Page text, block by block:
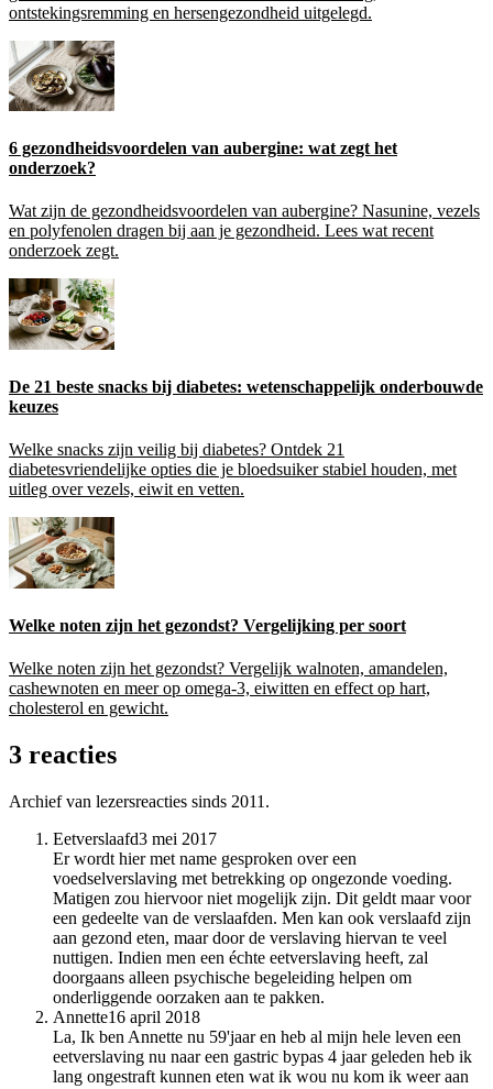
ontstekingsremming en hersengezondheid uitgelegd.
6 gezondheidsvoordelen van aubergine: wat zegt het
onderzoek?
Wat zijn de gezondheidsvoordelen van aubergine? Nasunine, vezels
en polyfenolen dragen bij aan je gezondheid. Lees wat recent
onderzoek zegt.
De 21 beste snacks bij diabetes: wetenschappelijk onderbouwde
keuzes
Welke snacks zijn veilig bij diabetes? Ontdek 21
diabetesvriendelijke opties die je bloedsuiker stabiel houden, met
uitleg over vezels, eiwit en vetten.
Welke noten zijn het gezondst? Vergelijking per soort
Welke noten zijn het gezondst? Vergelijk walnoten, amandelen,
cashewnoten en meer op omega-3, eiwitten en effect op hart,
cholesterol en gewicht.
3 reacties
Archief van lezersreacties sinds 2011.
Eetverslaafd3 mei 2017
Er wordt hier met name gesproken over een
voedselverslaving met betrekking op ongezonde voeding.
Matigen zou hiervoor niet mogelijk zijn. Dit geldt maar voor
een gedeelte van de verslaafden. Men kan ook verslaafd zijn
aan gezond eten, maar door de verslaving hiervan te veel
nuttigen. Indien men een échte eetverslaving heeft, zal
doorgaans alleen psychische begeleiding helpen om
onderliggende oorzaken aan te pakken.
Annette16 april 2018
La, Ik ben Annette nu 59'jaar en heb al mijn hele leven een
eetverslaving nu naar een gastric bypas 4 jaar geleden heb ik
lang ongestraft kunnen eten wat ik wou nu kom ik weer aan